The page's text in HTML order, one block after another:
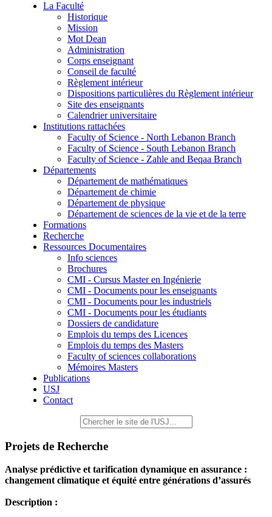
La Faculté
Historique
Mission
Mot Dean
Administration
Corps enseignant
Conseil de faculté
Règlement intérieur
Dispositions particulières du Règlement intérieur
Site des enseignants
Calendrier universitaire
Institutions rattachées
Faculty of Science - North Lebanon Branch
Faculty of Science - South Lebanon Branch
Faculty of Science - Zahle and Beqaa Branch
Départements
Département de mathématiques
Département de chimie
Département de physique
Département de sciences de la vie et de la terre
Formations
Recherche
Ressources Documentaires
Info sciences
Brochures
CMI - Cursus Master en Ingénierie
CMI - Documents pour les enseignants
CMI - Documents pour les industriels
CMI - Documents pour les étudiants
Dossiers de candidature
Emplois du temps des Licences
Emplois du temps des Masters
Faculty of sciences collaborations
Mémoires Masters
Publications
USJ
Contact
Projets de Recherche
Analyse prédictive et tarification dynamique en assurance :
changement climatique et équité entre générations d’assurés
Description :